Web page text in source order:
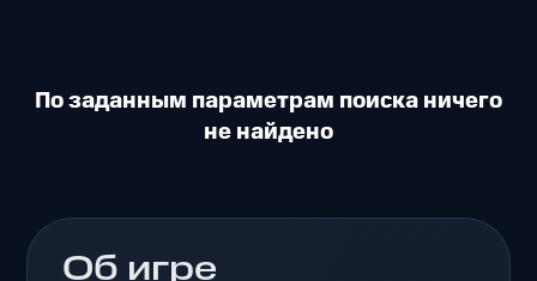
По заданным параметрам поиска ничего
не найдено
Об игре